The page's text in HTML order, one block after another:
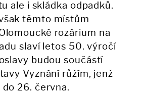
ale i skládka odpadků.
těmto místům
rozárium na
slaví letos 50. výročí
budou součástí
Vyznání růžím, jenž
26. června.